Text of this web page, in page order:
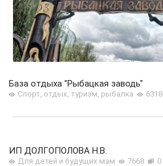
База отдыха "Рыбацкая заводь"
Спорт, отдых, туризм, рыбалка 6318
ИП ДОЛГОПОЛОВА Н.В.
Для детей и будущих мам 7668 0